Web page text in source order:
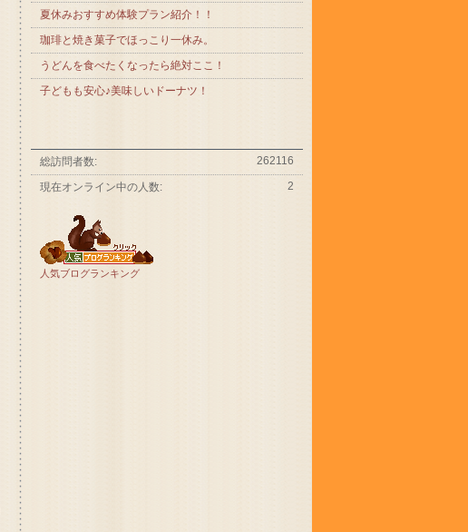
夏休みおすすめ体験プラン紹介！！
珈琲と焼き菓子でほっこり一休み。
うどんを食べたくなったら絶対ここ！
子どもも安心♪美味しいドーナツ！
262116
総訪問者数:
2
現在オンライン中の人数:
人気ブログランキング